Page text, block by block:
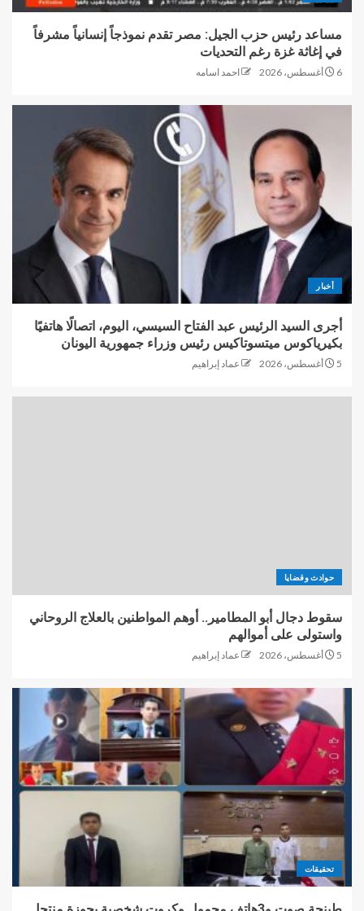
مساعد رئيس حزب الجيل: مصر تقدم نموذجاً إنسانياً مشرفاً
في إغاثة غزة رغم التحديات
6 أغسطس، 2026 احمد اسامه
أخبار
أجرى السيد الرئيس عبد الفتاح السيسي، اليوم، اتصالًا هاتفيًا
بكيرياكوس ميتسوتاكيس رئيس وزراء جمهورية اليونان
5 أغسطس، 2026 عماد إبراهيم
حوادث وقضايا
سقوط دجال أبو المطامير.. أوهم المواطنين بالعلاج الروحاني
واستولى على أموالهم
5 أغسطس، 2026 عماد إبراهيم
تحقيقات